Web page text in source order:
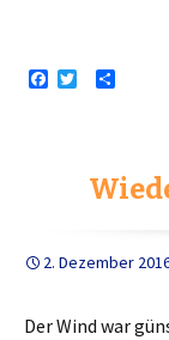
n
2. Dezember
Der Wind war